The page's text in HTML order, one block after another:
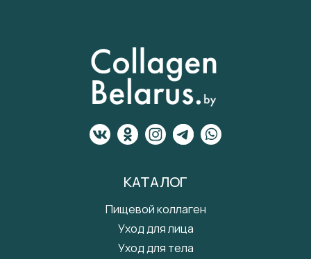
КАТАЛОГ
Пищевой коллаген
Уход для лица
Уход для тела